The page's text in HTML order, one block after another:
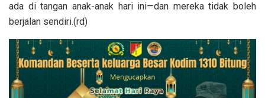
ada di tangan anak-anak hari ini—dan mereka tidak boleh
berjalan sendiri.(rd)